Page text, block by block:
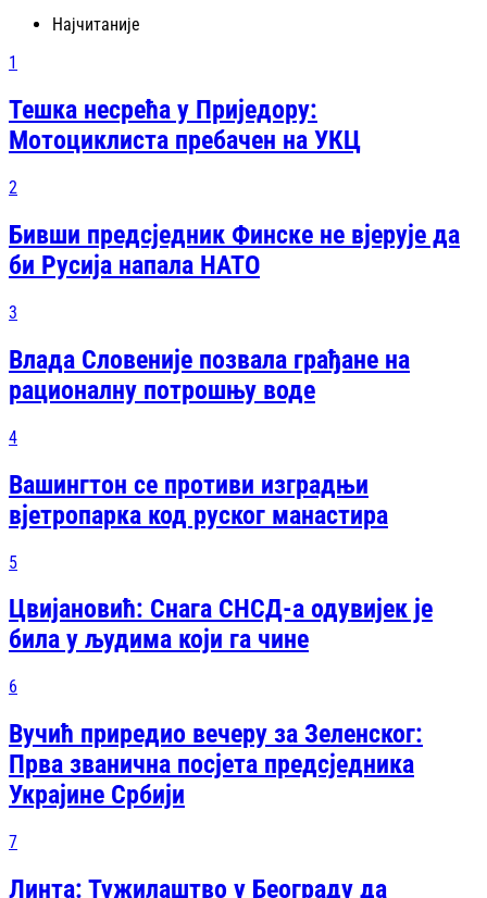
Најчитаније
1
Тешка несрећа у Приједору:
Мотоциклиста пребачен на УКЦ
2
Бивши предсједник Финске не вјерује да
би Русија напала НАТО
3
Влада Словеније позвала грађане на
рационалну потрошњу воде
4
Вашингтон се противи изградњи
вјетропарка код руског манастира
5
Цвијановић: Снага СНСД-а одувијек је
била у људима који га чине
6
Вучић приредио вечеру за Зеленског:
Прва званична посjета предсjедника
Украјине Србији
7
Линта: Тужилаштво у Београду да